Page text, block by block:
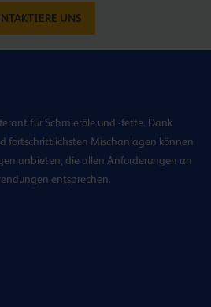
UNS
für Schmieröle und -fette. Dank
fortschrittlichsten Mischanlagen können
anbieten, die allen Anforderungen an
entsprechen.